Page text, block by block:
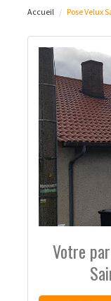
Accueil Pose Velux
Votre